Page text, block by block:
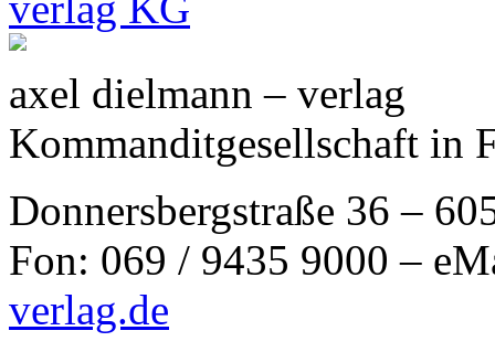
axel dielmann – verlag
Kommanditgesellschaft in
Donnersbergstraße 36 –
Fon: 069 / 9435 9000 –
verlag.de